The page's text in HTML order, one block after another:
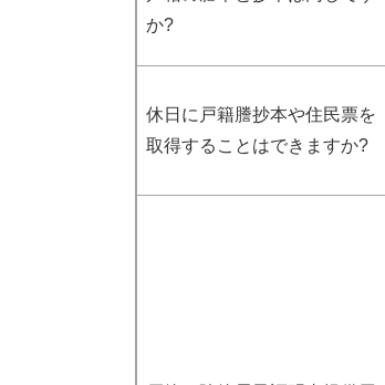
か?
休日に戸籍謄抄本や住民票を
取得することはできますか?